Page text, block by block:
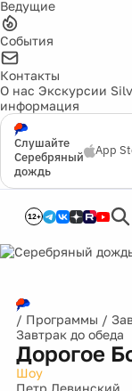
Ведущие
События
Контакты
О нас Экскурсии
информация
Слушайте
Серебряный
дождь
App
12+
/ Программы /
Завтрак до обеда
Дорогое
Шоу